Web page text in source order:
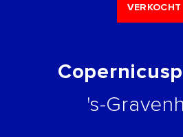
VERKOCHT
's-